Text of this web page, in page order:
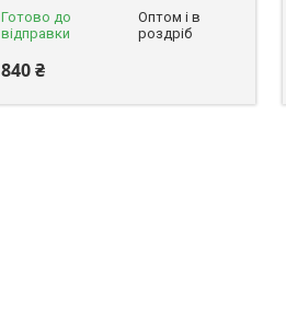
Готово до
відправки
Оптом і в
роздріб
840 ₴